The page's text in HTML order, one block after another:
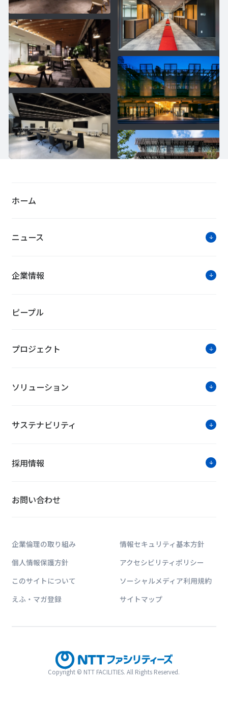
ホーム
ニュース
企業情報
ピープル
プロジェクト
ソリューション
サステナビリティ
採用情報
お問い合わせ
企業倫理の取り組み
情報セキュリティ基本方針
個人情報保護方針
アクセシビリティポリシー
このサイトについて
ソーシャルメディア利用規約
えふ・マガ登録
サイトマップ
Copyright © NTT FACILITIES. All Rights Reserved.